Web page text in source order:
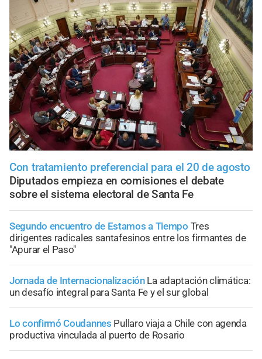
Con tratamiento preferencial para el 20 de agosto
Diputados empieza en comisiones el debate
sobre el sistema electoral de Santa Fe
Segundo encuentro de Estamos a Tiempo Tres
dirigentes radicales santafesinos entre los firmantes de
"Apurar el Paso"
Jornada de Internacionalización La adaptación climática:
un desafío integral para Santa Fe y el sur global
Lo confirmó Coudannes Pullaro viaja a Chile con agenda
productiva vinculada al puerto de Rosario